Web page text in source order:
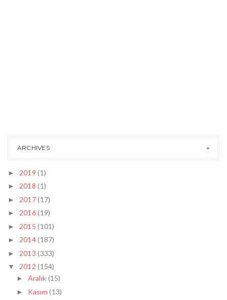
ARCHIVES
► 2019(1)
► 2018(1)
► 2017(17)
► 2016(19)
► 2015(101)
► 2014(187)
► 2013(333)
▼ 2012(154)
► Aralık (15)
► Kasım(13)